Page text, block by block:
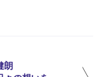
朗